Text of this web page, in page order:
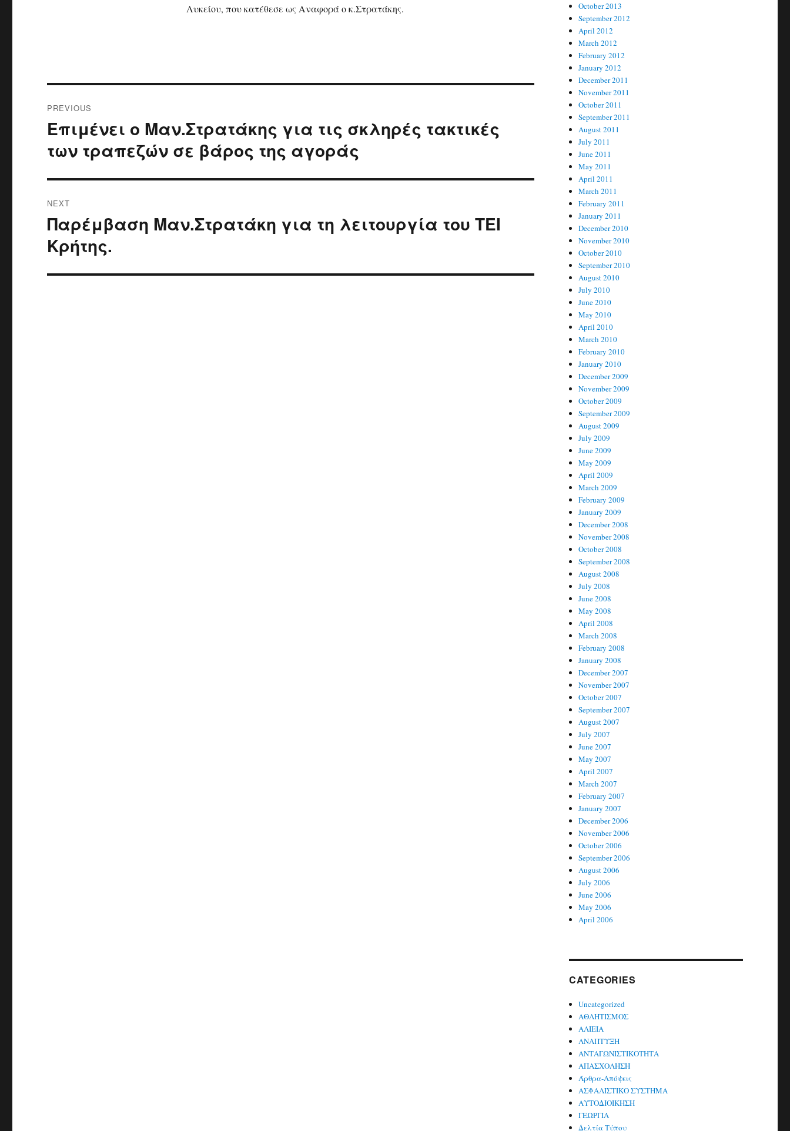
Λυκείου, που κατέθεσε ως Αναφορά ο κ.Στρατάκης.
navigation
PREVIOUS
Previous
Επιμένει ο Μαν.Στρατάκης για τις σκληρές τακτικές
των τραπεζών σε βάρος της αγοράς
NEXT
Next
post:
Παρέμβαση Μαν.Στρατάκη για τη λειτουργία του ΤΕΙ
Κρήτης.
October 2013
September 2012
April 2012
March 2012
February 2012
January 2012
December 2011
November 2011
October 2011
September 2011
August 2011
July 2011
June 2011
May 2011
April 2011
March 2011
February 2011
January 2011
December 2010
November 2010
October 2010
September 2010
August 2010
July 2010
June 2010
May 2010
April 2010
March 2010
February 2010
January 2010
December 2009
November 2009
October 2009
September 2009
August 2009
July 2009
June 2009
May 2009
April 2009
March 2009
February 2009
January 2009
December 2008
November 2008
October 2008
September 2008
August 2008
July 2008
June 2008
May 2008
April 2008
March 2008
February 2008
January 2008
December 2007
November 2007
October 2007
September 2007
August 2007
July 2007
June 2007
May 2007
April 2007
March 2007
February 2007
January 2007
December 2006
November 2006
October 2006
September 2006
August 2006
July 2006
June 2006
May 2006
April 2006
CATEGORIES
Uncategorized
ΑΘΛΗΤΙΣΜΟΣ
ΑΛΙΕΙΑ
ΑΝΑΠΤΥΞΗ
ΑΝΤΑΓΩΝΙΣΤΙΚΟΤΗΤΑ
ΑΠΑΣΧΟΛΗΣΗ
Άρθρα-Απόψεις
ΑΣΦΑΛΙΣΤΙΚΟ ΣΥΣΤΗΜΑ
ΑΥΤΟΔΙΟΙΚΗΣΗ
ΓΕΩΡΓΙΑ
Δελτία Τύπου